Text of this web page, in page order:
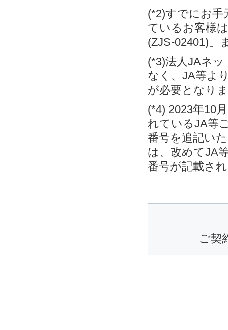
(*2)すでにお手
ているお客様
(ZJS-02401)」
(*3)法人JAネ
なく、JA等よ
が必要となり
(*4) 2023年10
れているJA等
番号を追記い
は、改めてJA
番号が記載さ
ご契